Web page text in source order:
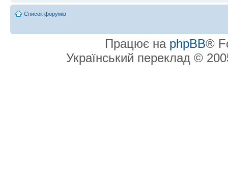
Список форумів
Працює на phpBB®
Український переклад ©